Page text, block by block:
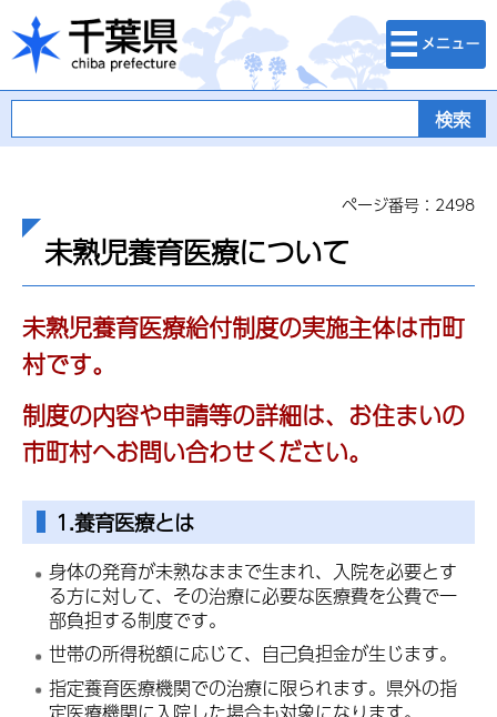
千葉県
検索・メニュ
ー
ページ番号：2498
未熟児養育医療について
未熟児養育医療給付制度の実施主体は市町
村です。
制度の内容や申請等の詳細は、お住まいの
市町村へお問い合わせください。
1.養育医療とは
身体の発育が未熟なままで生まれ、入院を必要とす
る方に対して、その治療に必要な医療費を公費で一
部負担する制度です。
世帯の所得税額に応じて、自己負担金が生じます。
指定養育医療機関での治療に限られます。県外の指